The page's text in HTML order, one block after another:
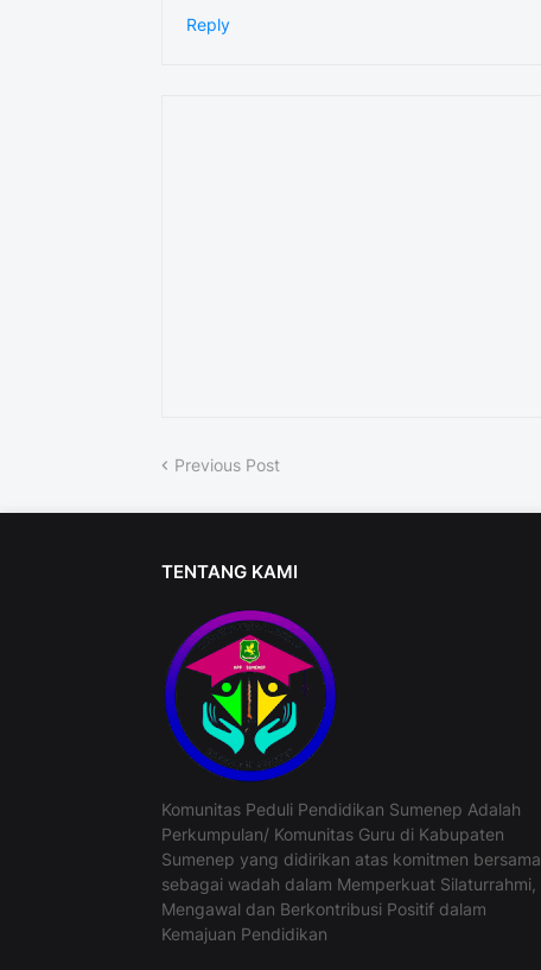
Reply
Previous Post
TENTANG KAMI
Komunitas Peduli Pendidikan Sumenep Adalah
Perkumpulan/ Komunitas Guru di Kabupaten
Sumenep yang didirikan atas komitmen bersama
sebagai wadah dalam Memperkuat Silaturrahmi,
Mengawal dan Berkontribusi Positif dalam
Kemajuan Pendidikan